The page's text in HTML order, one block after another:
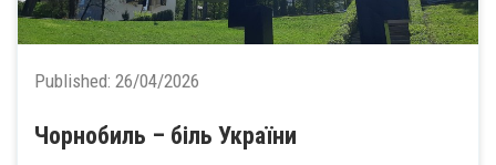
Published: 26/04/2026
Чорнобиль – біль України